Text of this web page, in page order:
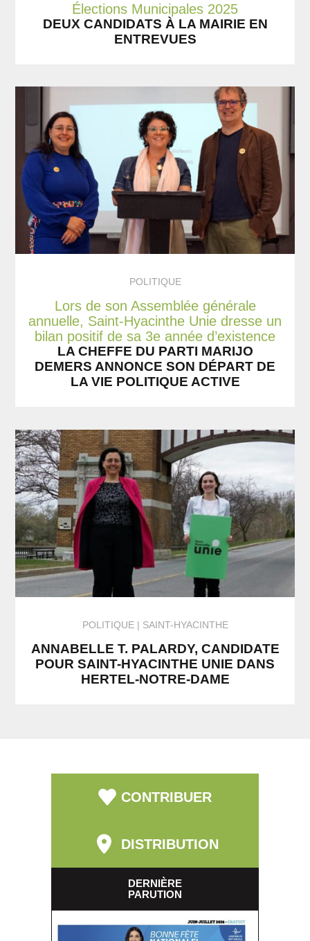
Élections Municipales 2025
DEUX CANDIDATS À LA MAIRIE EN
ENTREVUES
POLITIQUE
Lors de son Assemblée générale
annuelle, Saint-Hyacinthe Unie dresse un
bilan positif de sa 3e année d’existence
LA CHEFFE DU PARTI MARIJO
DEMERS ANNONCE SON DÉPART DE
LA VIE POLITIQUE ACTIVE
POLITIQUE SAINT-HYACINTHE
ANNABELLE T. PALARDY, CANDIDATE
POUR SAINT-HYACINTHE UNIE DANS
HERTEL-NOTRE-DAME
CONTRIBUER
DISTRIBUTION
DERNIÈRE
PARUTION